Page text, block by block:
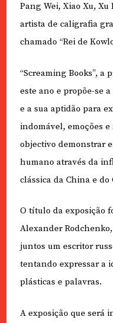
Pang Wei, Xiao Xu,
artista de caligrafia
chamado “Rei de
“Screaming Books”, a
este ano e propõe-se
e a sua aptidão para
indomável, emoções
objectivo demonstrar
humano através da
clássica da China e do
O título da exposição
Alexander Rodchenko,
juntos um escritor
tentando expressar a
plásticas e palavras.
A exposição que será